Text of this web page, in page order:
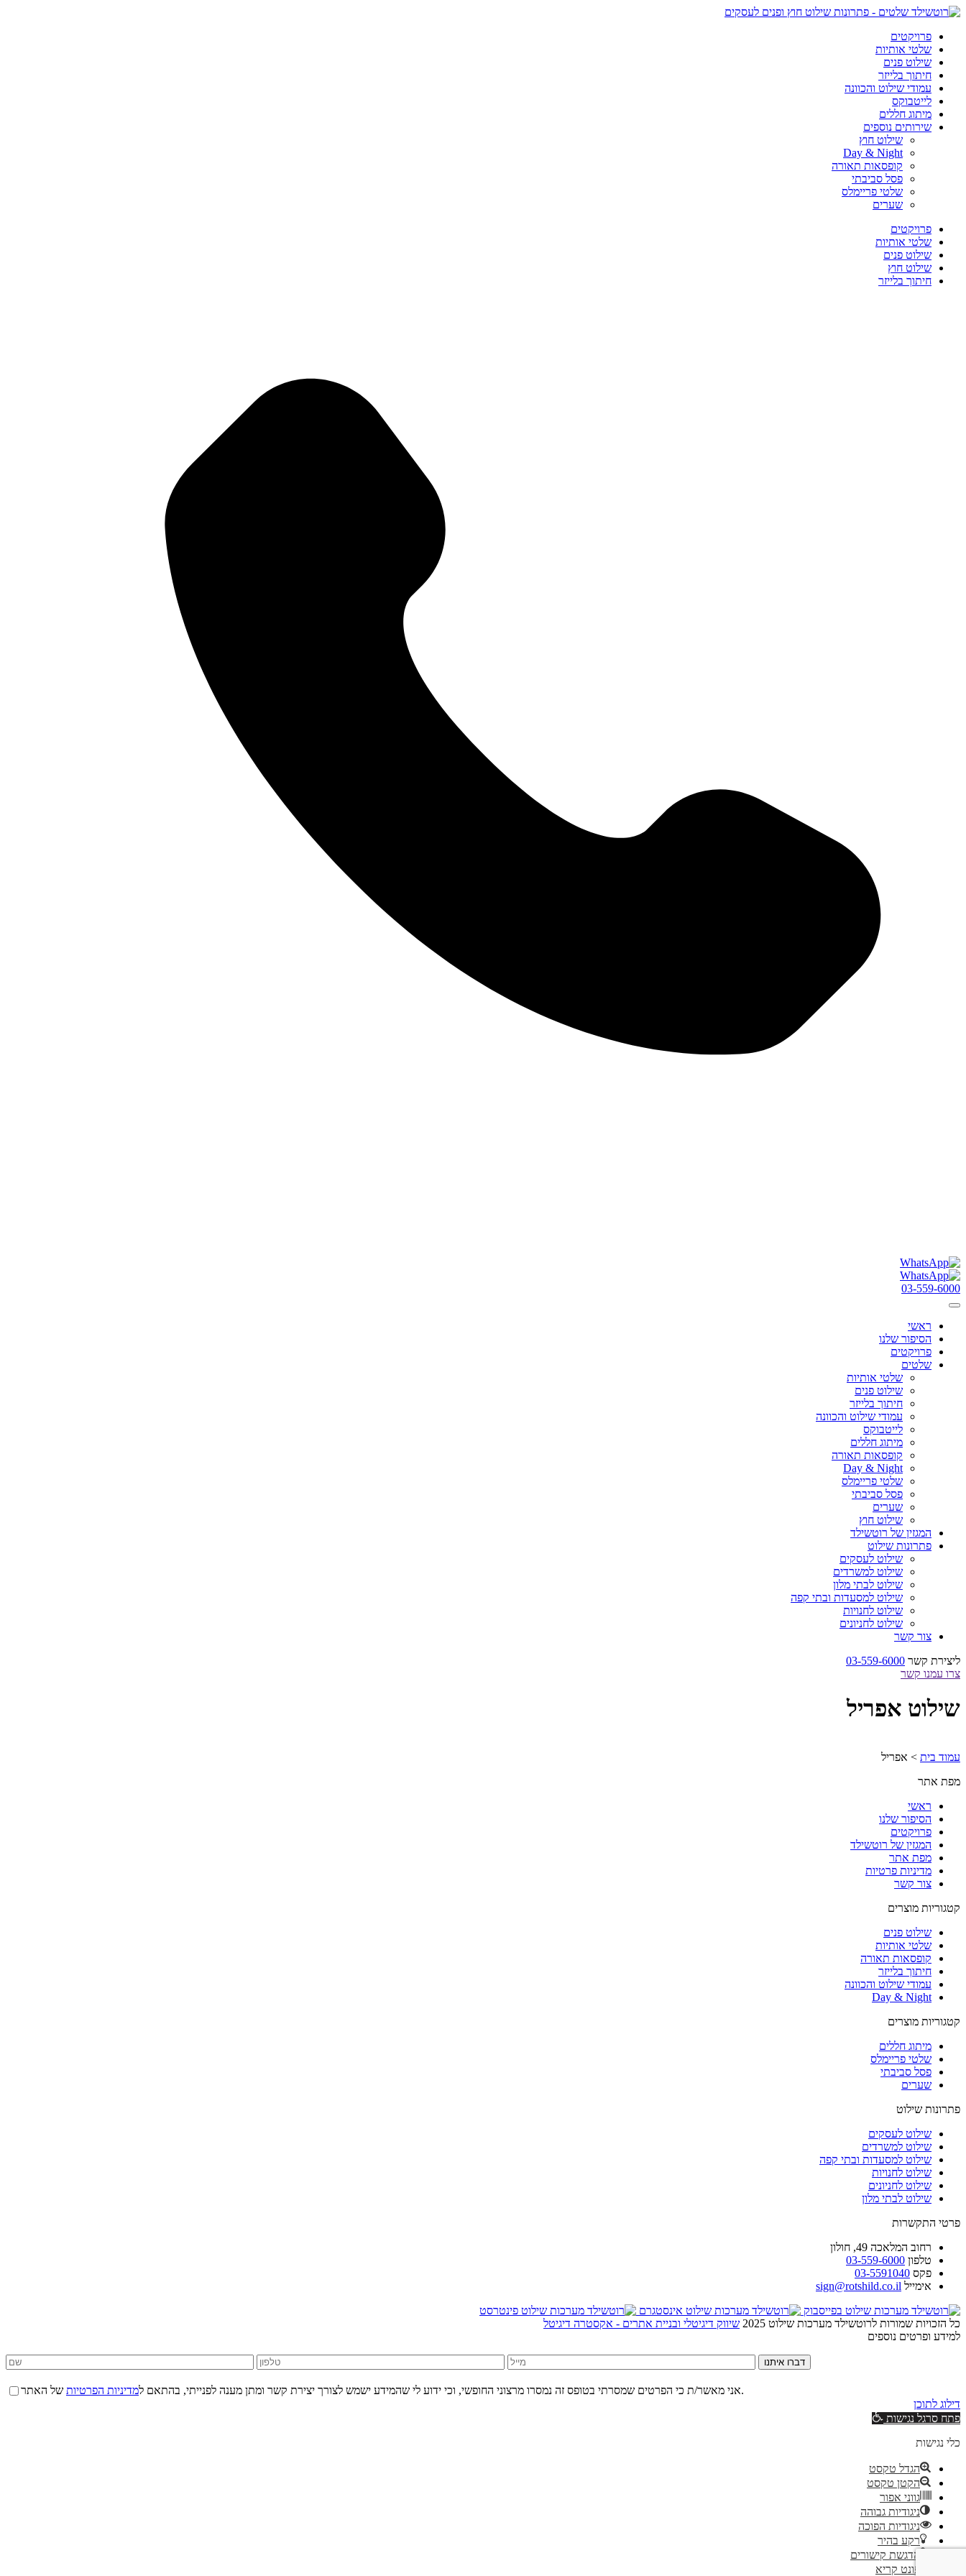
פרויקטים
שלטי אותיות
שילוט פנים
חיתוך בלייזר
עמודי שילוט והכוונה
לייטבוקס
מיתוג חללים
שירותים נוספים
שילוט חוץ
Day & Night
קופסאות תאורה
פסל סביבתי
שלטי פריימלס
שערים
פרויקטים
שלטי אותיות
שילוט פנים
שילוט חוץ
חיתוך בלייזר
03-559-6000
ראשי
הסיפור שלנו
פרויקטים
שלטים
שלטי אותיות
שילוט פנים
חיתוך בלייזר
עמודי שילוט והכוונה
לייטבוקס
מיתוג חללים
קופסאות תאורה
Day & Night
שלטי פריימלס
פסל סביבתי
שערים
שילוט חוץ
המגזין של רוטשילד
פתרונות שילוט
שילוט לעסקים
שילוט למשרדים
שילוט לבתי מלון
שילוט למסעדות ובתי קפה
שילוט לחנויות
שילוט לחניונים
צור קשר
ליצירת קשר 03-559-6000
צרו עמנו קשר
שילוט אפריל
עמוד בית > אפריל
מפת אתר
ראשי
הסיפור שלנו
פרויקטים
המגזין של רוטשילד
מפת אתר
מדיניות פרטיות
צור קשר
קטגוריות מוצרים
שילוט פנים
שלטי אותיות
קופסאות תאורה
חיתוך בלייזר
עמודי שילוט והכוונה
Day & Night
קטגוריות מוצרים
מיתוג חללים
שלטי פריימלס
פסל סביבתי
שערים
פתרונות שילוט
שילוט לעסקים
שילוט למשרדים
שילוט למסעדות ובתי קפה
שילוט לחנויות
שילוט לחניונים
שילוט לבתי מלון
פרטי התקשרות
רחוב המלאכה 49, חולון
טלפון 03-559-6000
פקס 03-5591040
אימייל sign@rotshild.co.il
כל הזכויות שמורות לרוטשילד מערכות שילוט 2025
שיווק דיגיטלי ובניית אתרים - אקסטרה דיגיטל
למידע ופרטים נוספים
דברו איתנו
אני מאשר/ת כי הפרטים שמסרתי בטופס זה נמסרו מרצוני החופשי, וכי ידוע לי שהמידע ישמש לצורך יצירת קשר ומתן מענה לפנייתי, בהתאם למדיניות הפרטיות
של האתר.
דילוג לתוכן
פתח סרגל נגישות
כלי נגישות
הגדל טקסט
הקטן טקסט
גווני אפור
ניגודיות גבוהה
ניגודיות הפוכה
רקע בהיר
הדגשת קישורים
פונט קריא